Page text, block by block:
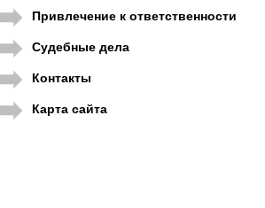
Привлечение к ответственности
Судебные дела
Контакты
Карта сайта